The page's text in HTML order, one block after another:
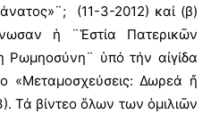
(11-3-2012) καί (β)
ἡ ¨Ἑστία Πατερικῶν
ὑπό τήν αἰγίδα
«Μεταμοσχεύσεις: Δωρεά ἤ
Τά βίντεο ὅλων των ὁμιλιῶν